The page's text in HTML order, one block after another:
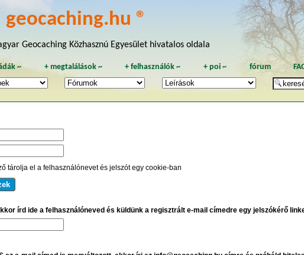
geocaching.hu ®
Geocaching Közhasznú Egyesület hivatalos oldala
~ + megtalálások~ +felhasználók ~ + poi~ fórum
tárolja el a felhasználónevet és jelszót egy cookie-ban
írd ide a felhasználóneved és küldünk a regisztrált e-mail címedre egy jelszókérő